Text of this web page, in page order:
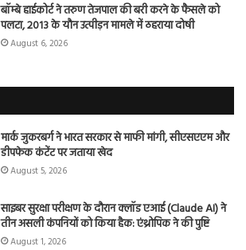
बॉम्बे हाईकोर्ट ने तरुण तेजपाल की बरी करने के फैसले को
पलटा, 2013 के यौन उत्पीड़न मामले में ठहराया दोषी
August 6, 2026
मार्क जुकरबर्ग ने भारत सरकार से माफी मांगी, सीएसएएम और
डीपफेक कंटेंट पर जताया खेद
August 5, 2026
साइबर सुरक्षा परीक्षण के दौरान क्लॉड एआई (Claude AI) ने
तीन असली कंपनियों को किया हैक: एंथ्रोपिक ने की पुष्टि
August 1, 2026